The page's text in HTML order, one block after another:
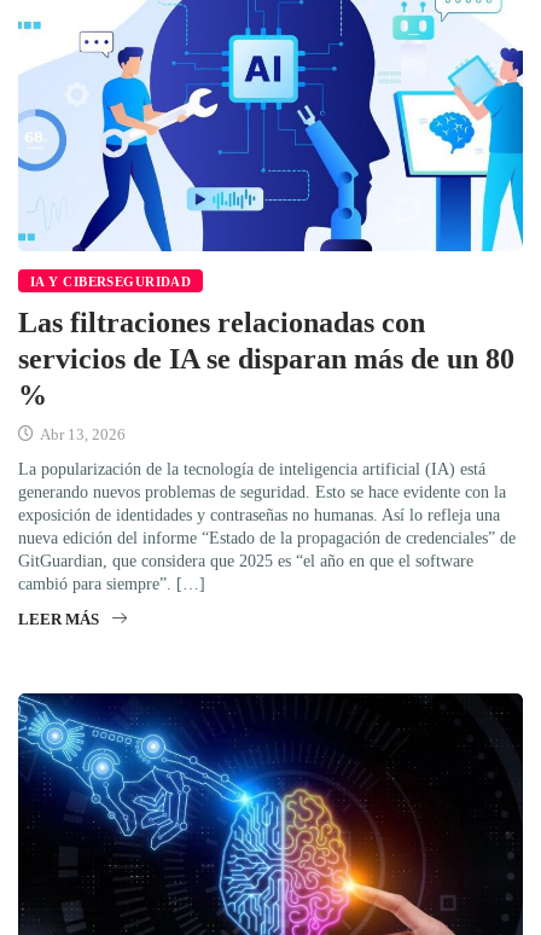
IA Y CIBERSEGURIDAD
Las filtraciones relacionadas con
servicios de IA se disparan más de un 80
%
Abr 13, 2026
La popularización de la tecnología de inteligencia artificial (IA) está
generando nuevos problemas de seguridad. Esto se hace evidente con la
exposición de identidades y contraseñas no humanas. Así lo refleja una
nueva edición del informe “Estado de la propagación de credenciales” de
GitGuardian, que considera que 2025 es “el año en que el software
cambió para siempre”. […]
LEER MÁS